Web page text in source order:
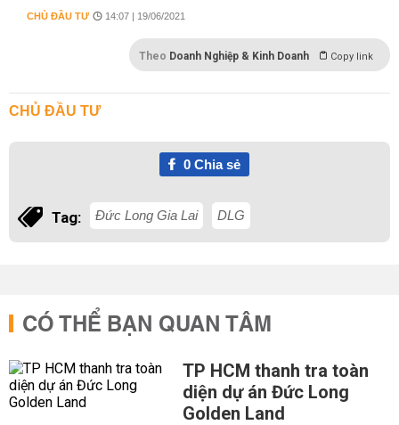
CHỦ ĐẦU TƯ 14:07 | 19/06/2021
Theo Doanh Nghiệp & Kinh Doanh Copy link
CHỦ ĐẦU TƯ
0Chia sẻ
Tag: Đức Long Gia Lai DLG
CÓ THỂ BẠN QUAN TÂM
TP HCM thanh tra toàn
diện dự án Đức Long
Golden Land